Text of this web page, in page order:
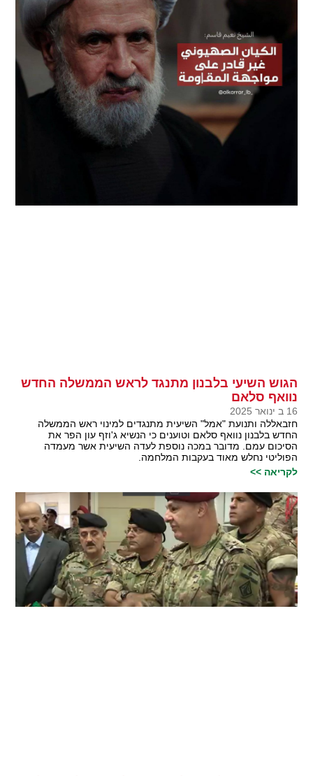
הגוש השיעי בלבנון מתנגד לראש הממשלה החדש
נוואף סלאם
16 ב ינואר 2025
חזבאללה ותנועת "אמל" השיעית מתנגדים למינוי ראש הממשלה
החדש בלבנון נוואף סלאם וטוענים כי הנשיא ג'וזף עון הפר את
הסיכום עמם. מדובר במכה נוספת לעדה השיעית אשר מעמדה
הפוליטי נחלש מאוד בעקבות המלחמה.
לקריאה >>